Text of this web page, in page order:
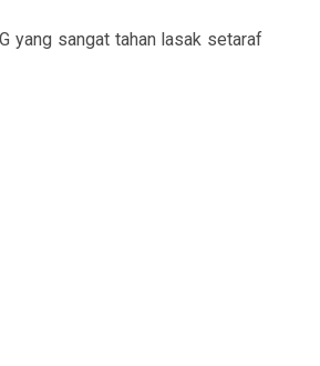
yang sangat tahan lasak setaraf